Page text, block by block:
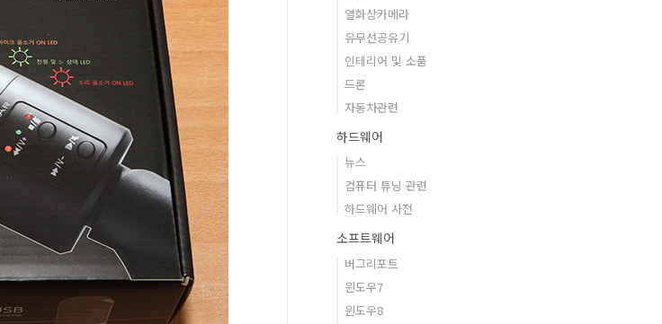
열화상카메라
유무선공유기
인테리어 및 소품
드론
자동차관련
하드웨어
뉴스
컴퓨터 튜닝 관련
하드웨어 사전
소프트웨어
버그리포트
윈도우7
윈도우8